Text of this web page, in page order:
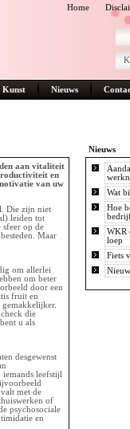
Home
Kunst Nieuws
aan vitaliteit
en
van uw
Die zijn niet
leiden tot
sfeer op de
Maar
om allerlei
om beter
door een
fruit en
die
u als
desgewenst
leefstijl
met de
of
psychosociale
en
Nieuws
Wat
Hoe
WKR
loep
Fiets